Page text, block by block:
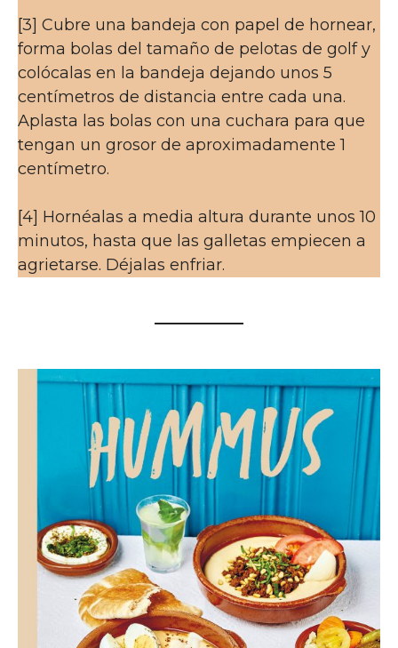
[3] Cubre una bandeja con papel de hornear,
forma bolas del tamaño de pelotas de golf y
colócalas en la bandeja dejando unos 5
centímetros de distancia entre cada una.
Aplasta las bolas con una cuchara para que
tengan un grosor de aproximadamente 1
centímetro.
[4] Hornéalas a media altura durante unos 10
minutos, hasta que las galletas empiecen a
agrietarse. Déjalas enfriar.